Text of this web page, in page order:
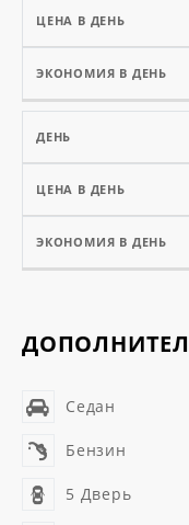
Седан
Бензин
5 Дверь